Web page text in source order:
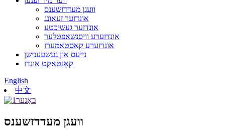
וועגן מעדדזשענס
אונדזער זעאונג
אונדזער געשיכטע
אונדזערע וויסנשאפטלער
אונדזערע קאַסטאַמערז
נייעס און געשעענישן
קאָנטאַקט אונדז
English
中文
וועגן מעדדזשענס